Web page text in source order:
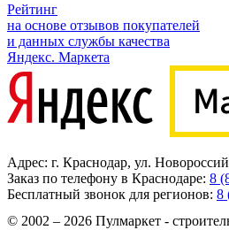
Рейтинг
на основе отзывов покупателей
и данных службы качества
Яндекс. Маркета
Адрес: г. Краснодар, ул.
Заказ по телефону в Краснодаре: 8
Бесплатный звонок для регионов: 8
© 2002 – 2026 Пулмаркет -